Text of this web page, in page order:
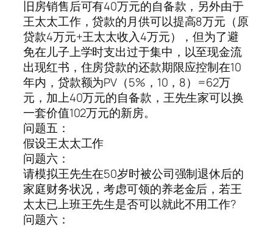
旧房销售后可有40万元的自备款，另外由于
王太太工作，贷款的月供可以提高8万元（原
贷款4万元+王太太收入4万元），但为了避
免在儿子上学时支出过于集中，以至现金流
出现红书，住房贷款的还款期限应控制在10
年内，贷款额为PV（5%，10，8）=62万
元，加上40万元的自备款，王先生家可以换
一套价值102万元的新房。
问题五：
假设王太太工作
问题六：
请模拟王先生在50岁时被公司强制退休后的
家庭财务状况，考虑可领的养老金后，若王
太太已上班王先生是否可以就此不用工作?
问题六：